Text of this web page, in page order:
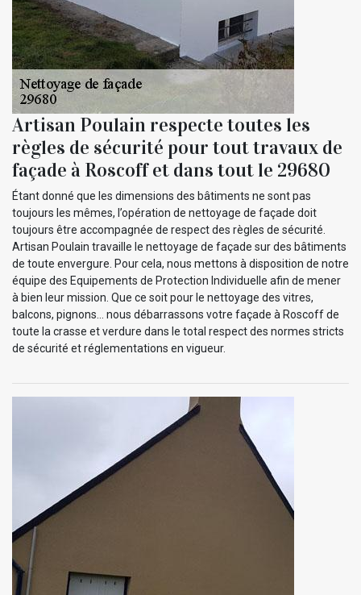
Artisan Poulain respecte toutes les
règles de sécurité pour tout travaux de
façade à Roscoff et dans tout le 29680
Étant donné que les dimensions des bâtiments ne sont pas
toujours les mêmes, l’opération de nettoyage de façade doit
toujours être accompagnée de respect des règles de sécurité.
Artisan Poulain travaille le nettoyage de façade sur des bâtiments
de toute envergure. Pour cela, nous mettons à disposition de notre
équipe des Equipements de Protection Individuelle afin de mener
à bien leur mission. Que ce soit pour le nettoyage des vitres,
balcons, pignons… nous débarrassons votre façade à Roscoff de
toute la crasse et verdure dans le total respect des normes stricts
de sécurité et réglementations en vigueur.